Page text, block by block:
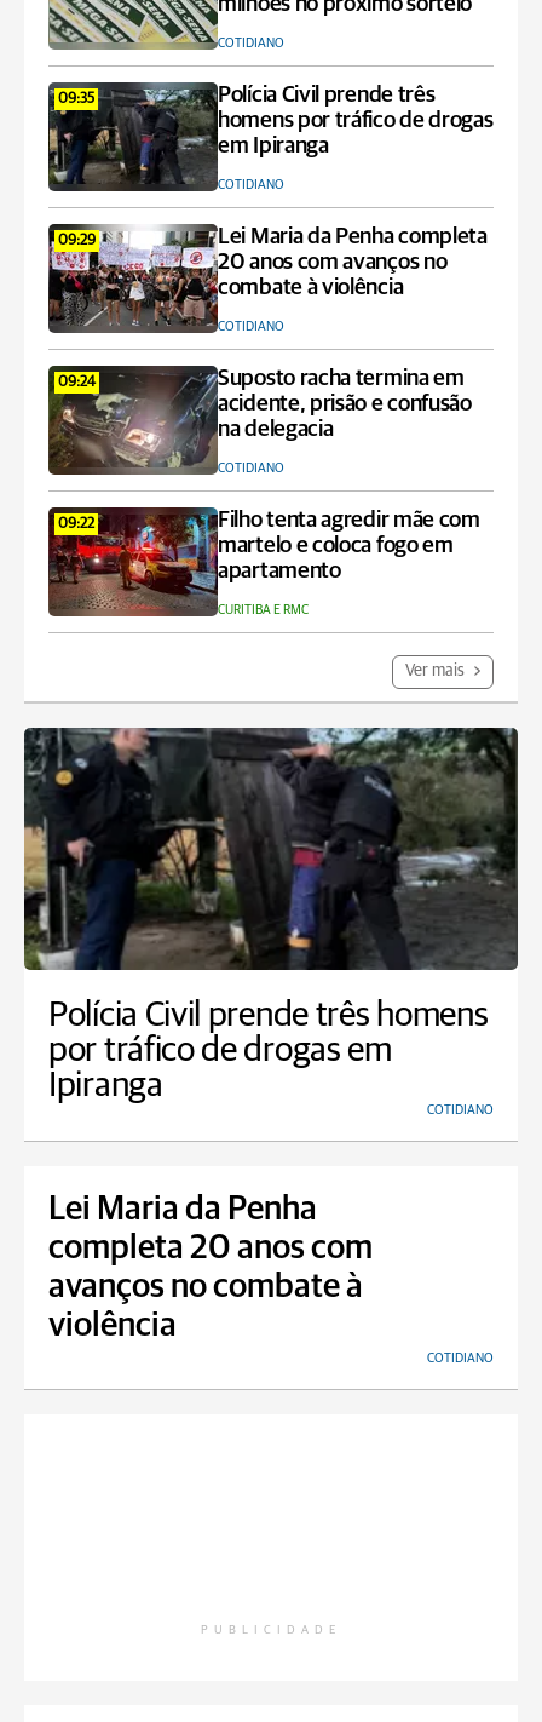
COTIDIANO
09:35
Polícia Civil prende três
homens por tráfico de drogas
em Ipiranga
COTIDIANO
09:29
Lei Maria da Penha completa
20 anos com avanços no
combate à violência
COTIDIANO
09:24
Suposto racha termina em
acidente, prisão e confusão
na delegacia
COTIDIANO
09:22
Filho tenta agredir mãe com
martelo e coloca fogo em
apartamento
CURITIBA E RMC
Ver mais
Polícia Civil prende três homens
por tráfico de drogas em
Ipiranga
COTIDIANO
Lei Maria da Penha
completa 20 anos com
avanços no combate à
violência
COTIDIANO
PUBLICIDADE